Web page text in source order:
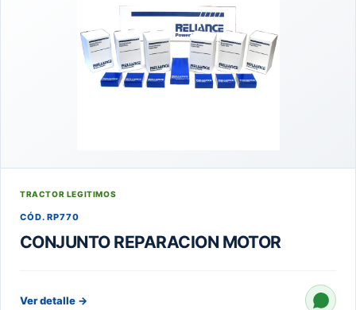
TRACTOR LEGITIMOS
CÓD. RP770
CONJUNTO REPARACION MOTOR
Ver detalle →